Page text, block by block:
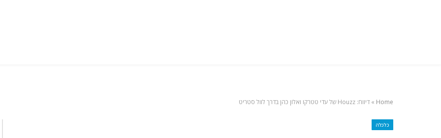
Home
» דיווח: Houzz של עדי טטרקו ואלון כהן בדרך לוול סטריט
כלכלה